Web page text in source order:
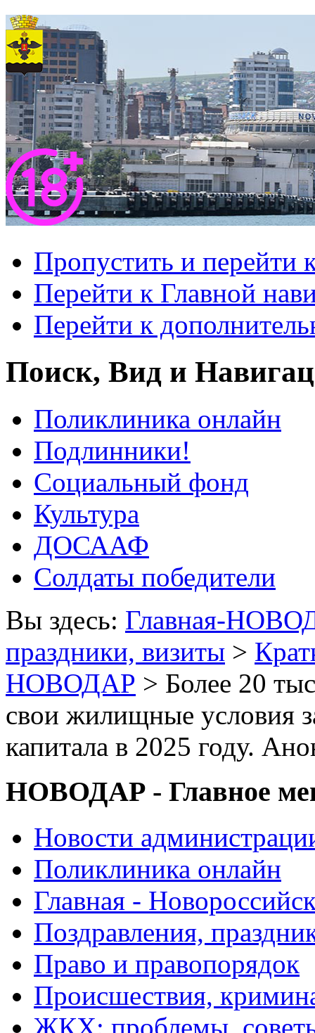
Пропустить и перейти
Перейти к Главной
Перейти к
Поиск, Вид и
Поликлиника онлайн
Подлинники!
Социальный фонд
Культура
ДОСААФ
Солдаты победители
Вы здесь: Главная-
праздники, визиты >
НОВОДАР > Более 20
свои жилищные условия
капитала в 2025 году.
НОВОДАР - Главное
Новости
Поликлиника онлайн
Главная -
Поздравления,
Право и правопорядок
Происшествия,